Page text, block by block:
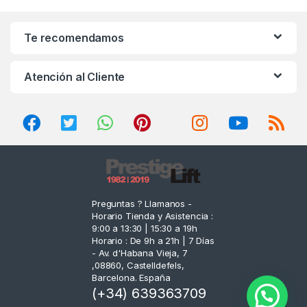
Te recomendamos
Atención al Cliente
Preguntas ? Llamanos -
Horario Tienda y Asistencia :
9:00 a 13:30 | 15:30 a 19h
Horario : De 9h a 21h | 7 Días
- Av. d'Habana Vieja, 7
,08860, Castelldefels,
Barcelona. España
(+34) 639363709